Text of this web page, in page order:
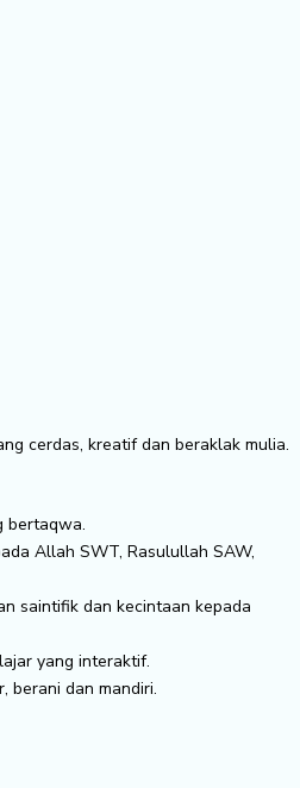
cerdas, kreatif dan beraklak mulia.
bertaqwa.
Allah SWT, Rasulullah SAW,
saintifik dan kecintaan kepada
yang interaktif.
berani dan mandiri.